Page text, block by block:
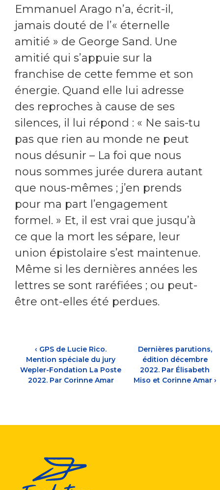
Emmanuel Arago n’a, écrit-il,
jamais douté de l’« éternelle
amitié » de George Sand. Une
amitié qui s’appuie sur la
franchise de cette femme et son
énergie. Quand elle lui adresse
des reproches à cause de ses
silences, il lui répond : « Ne sais-tu
pas que rien au monde ne peut
nous désunir – La foi que nous
nous sommes jurée durera autant
que nous-mêmes ; j’en prends
pour ma part l’engagement
formel. » Et, il est vrai que jusqu’à
ce que la mort les sépare, leur
union épistolaire s’est maintenue.
Même si les dernières années les
lettres se sont raréfiées ; ou peut-
être ont-elles été perdues.
‹ GPS de Lucie Rico.
Mention spéciale du jury
Wepler-Fondation La Poste
2022. Par Corinne Amar
Dernières parutions,
édition décembre
2022. Par Élisabeth
Miso et Corinne Amar ›